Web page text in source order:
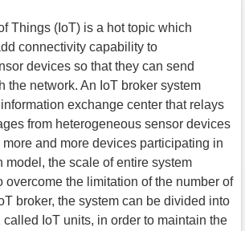
Things (IoT) is a hot topic which
connectivity capability to
devices so that they can send
the network. An IoT broker system
exchange center that relays
from heterogeneous sensor devices
and more devices participating in
model, the scale of entire system
overcome the limitation of the number of
broker, the system can be divided into
called IoT units, in order to maintain the